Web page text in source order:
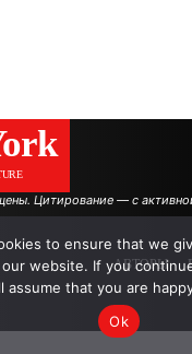
Цитирование — с
АВТОРЫ
to ensure that we
website. If you
assume that you are
Ok